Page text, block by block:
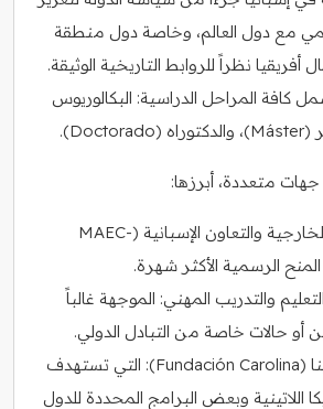
مع دول العالم، وخاصة دول منطقة
نظراً للروابط التاريخية الوثيقة.
كافة المراحل الدراسية: البكالوريوس
متعددة، أبرزها:
وزارة الشؤون الخارجية والتعاون الإسبانية (MAEC-
والتدريب المهني: الموجهة غالباً
أو حالات خاصة من التبادل الدولي.
مؤسسة كارولينا (Fundación Carolina): التي تستهدف
اللاتينية وبعض البرامج المحددة للدول